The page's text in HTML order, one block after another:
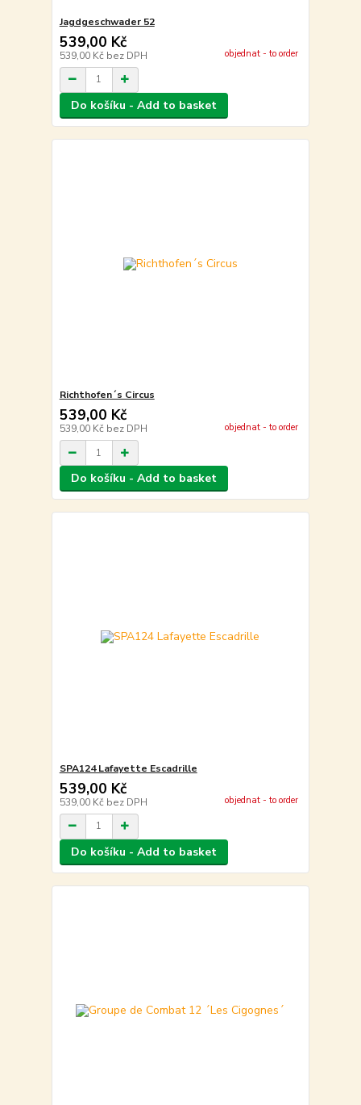
Jagdgeschwader 52
539,00 Kč
539,00 Kč bez DPH objednat - to order
Do košíku - Add to basket
Richthofen´s Circus
539,00 Kč
539,00 Kč bez DPH objednat - to order
Do košíku - Add to basket
SPA124 Lafayette Escadrille
539,00 Kč
539,00 Kč bez DPH objednat - to order
Do košíku - Add to basket